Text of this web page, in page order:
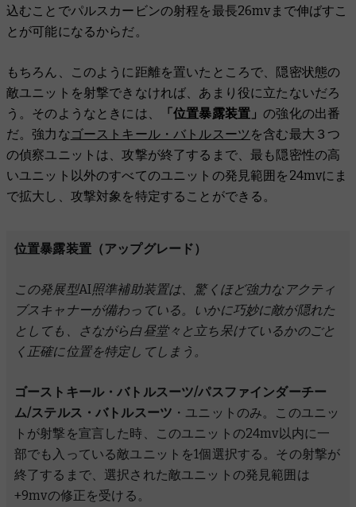
込むことでパルスカービンの射程を最長26mvまで伸ばすこ
とが可能になるからだ。
もちろん、このように距離を置いたところで、隠密状態の
敵ユニットを射撃できなければ、あまり役に立たないだろ
う。そのようなときには、
「位置暴露装置」の強化の出番
だ。強力なゴーストキール・バトルスーツ を含む最大３つ
の偵察ユニットは、攻撃が終了するまで、最も隠密性の高
いユニット以外のすべてのユニットの発見範囲を24mvにま
で拡大し、攻撃対象を特定することができる。
位置暴露装置（アップグレード）
この発展型AI照準補助装置は、驚くほど強力なアクティ
ブスキャナーが備わっている。いかに巧妙に敵が隠れた
としても、さながら白昼堂々と立ち呆けているかのごと
く正確に位置を特定してしまう。
ゴーストキール・バトルスーツ/パスファインダーチー
ム/ステルス・バトルスーツ ・ユニットのみ。このユニッ
トが射撃を宣言した時、このユニットの24mv以内に一
部でも入っている敵ユニットを1個選択する。その射撃が
終了するまで、選択された敵ユニットの発見範囲は
+9mvの修正を受ける。